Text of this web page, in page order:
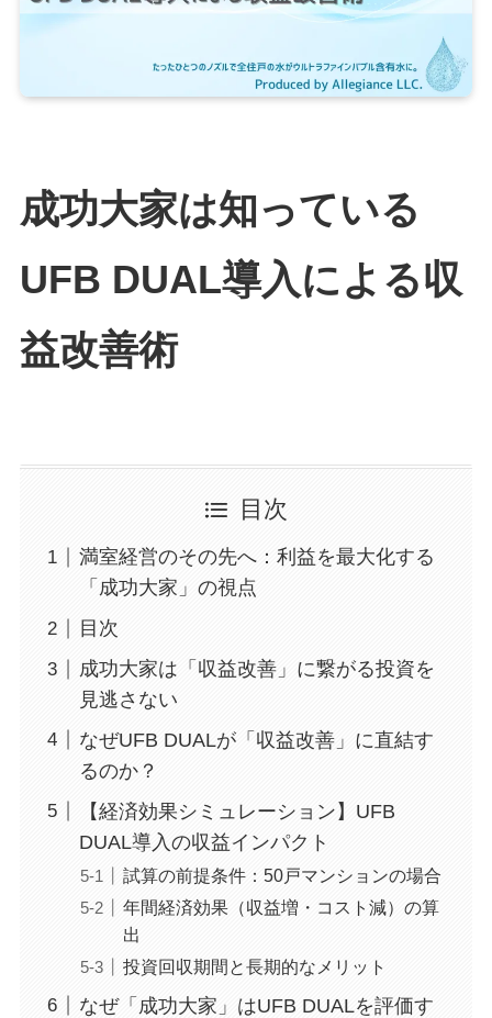
成功大家は知っている
UFB DUAL導入による収
益改善術
目次
満室経営のその先へ：利益を最大化する
「成功大家」の視点
目次
成功大家は「収益改善」に繋がる投資を
見逃さない
なぜUFB DUALが「収益改善」に直結す
るのか？
【経済効果シミュレーション】UFB
DUAL導入の収益インパクト
試算の前提条件：50戸マンションの場合
年間経済効果（収益増・コスト減）の算
出
投資回収期間と長期的なメリット
なぜ「成功大家」はUFB DUALを評価す